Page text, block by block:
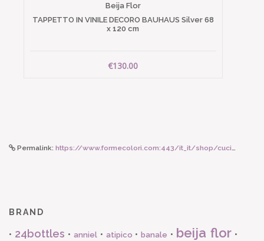
Beija Flor
TAPPETTO IN VINILE DECORO BAUHAUS Silver 68
x 120 cm
€130.00
Permalink: https://www.formecolori.com:443/it_it/shop/cucina/utensili_e_accessori/brabantia_brabantia_apribottiglie_profile_line/2220
BRAND
• 24bottles • anniel• atipico •banale • beija flor •